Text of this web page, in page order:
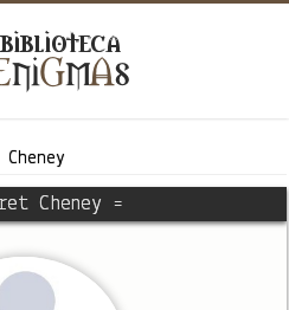
Cheney =